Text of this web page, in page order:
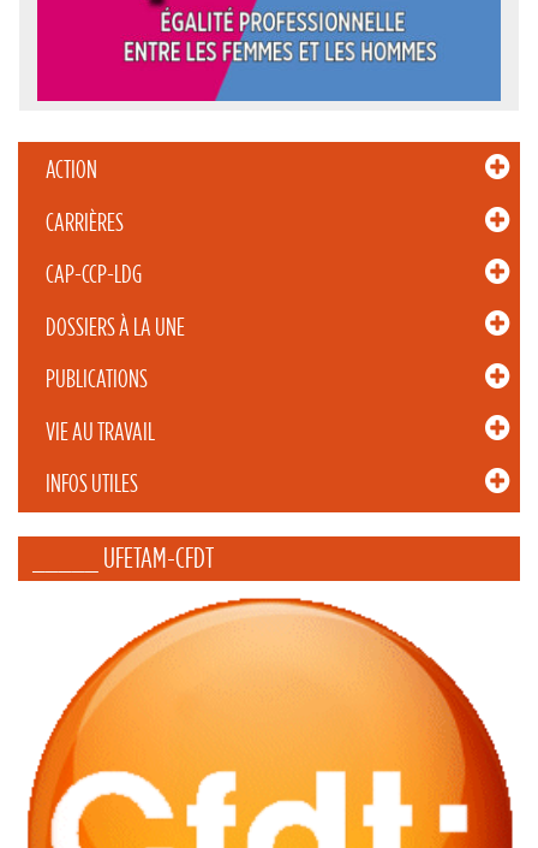
ACTION
CARRIÈRES
CAP-CCP-LDG
DOSSIERS À LA UNE
PUBLICATIONS
VIE AU TRAVAIL
INFOS UTILES
_____ UFETAM-CFDT